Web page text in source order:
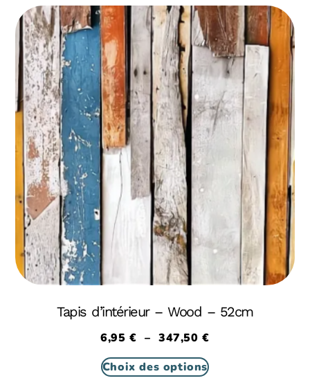
Tapis d’intérieur – Wood – 52cm
6,95€ – 347,50€
Choix des options